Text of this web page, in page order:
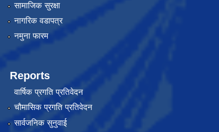
सामाजिक सुरक्षा
नागरिक वडापत्र
नमुना फारम
Reports
वार्षिक प्रगति प्रतिवेदन
चौमासिक प्रगति प्रतिवेदन
सार्वजनिक सुनुवाई